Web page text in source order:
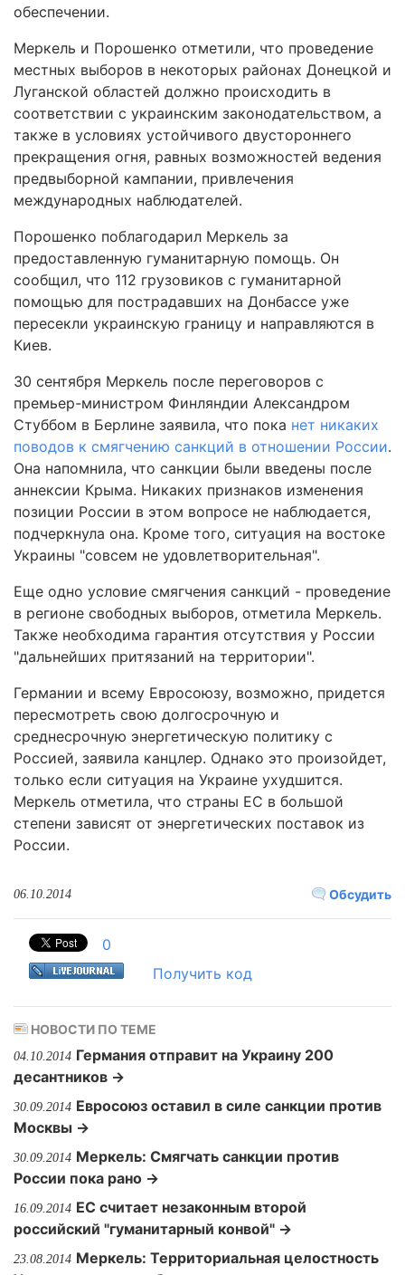
обеспечении.
Меркель и Порошенко отметили, что проведение
местных выборов в некоторых районах Донецкой и
Луганской областей должно происходить в
соответствии с украинским законодательством, а
также в условиях устойчивого двустороннего
прекращения огня, равных возможностей ведения
предвыборной кампании, привлечения
международных наблюдателей.
Порошенко поблагодарил Меркель за
предоставленную гуманитарную помощь. Он
сообщил, что 112 грузовиков с гуманитарной
помощью для пострадавших на Донбассе уже
пересекли украинскую границу и направляются в
Киев.
30 сентября Меркель после переговоров с
премьер-министром Финляндии Александром
Стуббом в Берлине заявила, что пока нет никаких
поводов к смягчению санкций в отношении России.
Она напомнила, что санкции были введены после
аннексии Крыма. Никаких признаков изменения
позиции России в этом вопросе не наблюдается,
подчеркнула она. Кроме того, ситуация на востоке
Украины "совсем не удовлетворительная".
Еще одно условие смягчения санкций - проведение
в регионе свободных выборов, отметила Меркель.
Также необходима гарантия отсутствия у России
"дальнейших притязаний на территории".
Германии и всему Евросоюзу, возможно, придется
пересмотреть свою долгосрочную и
среднесрочную энергетическую политику с
Россией, заявила канцлер. Однако это произойдет,
только если ситуация на Украине ухудшится.
Меркель отметила, что страны ЕС в большой
степени зависят от энергетических поставок из
России.
Обсудить
06.10.2014
0
Получить код
НОВОСТИ ПО ТЕМЕ
04.10.2014 Германия отправит на Украину 200
десантников →
30.09.2014 Евросоюз оставил в силе санкции против
Москвы →
30.09.2014 Меркель: Смягчать санкции против
России пока рано →
16.09.2014 ЕС считает незаконным второй
российский "гуманитарный конвой" →
23.08.2014 Меркель: Территориальная целостность